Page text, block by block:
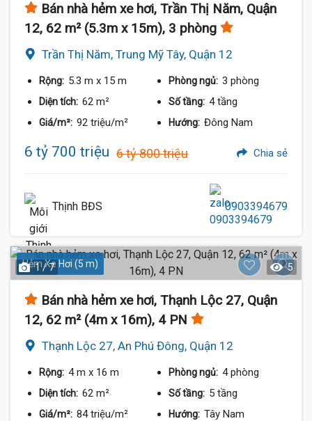
Bán nhà hẻm xe hơi, Trần Thị Năm, Quận
12, 62 m² (5.3m x 15m), 3 phòng
Trần Thị Năm, Trung Mỹ Tây, Quận 12
Rộng: 5.3 m x 15 m Phòng ngủ: 3 phòng
Diện tích: 62 m² Số tầng: 4 tầng
Giá/m²: 92 triệu/m² Hướng: Đông Nam
6 tỷ 700 triệu 6 tỷ 800 triệu Chia sẻ
Thịnh BĐS 0903394679
Hẻm Xe Hơi (5 m)
1 / 7 5
Bán nhà hẻm xe hơi, Thạnh Lộc 27, Quận
12, 62 m² (4m x 16m), 4 PN
Thạnh Lộc 27, An Phú Đông, Quận 12
Rộng: 4 m x 16 m Phòng ngủ: 4 phòng
Diện tích: 62 m² Số tầng: 5 tầng
Giá/m²: 84 triệu/m² Hướng: Tây Nam